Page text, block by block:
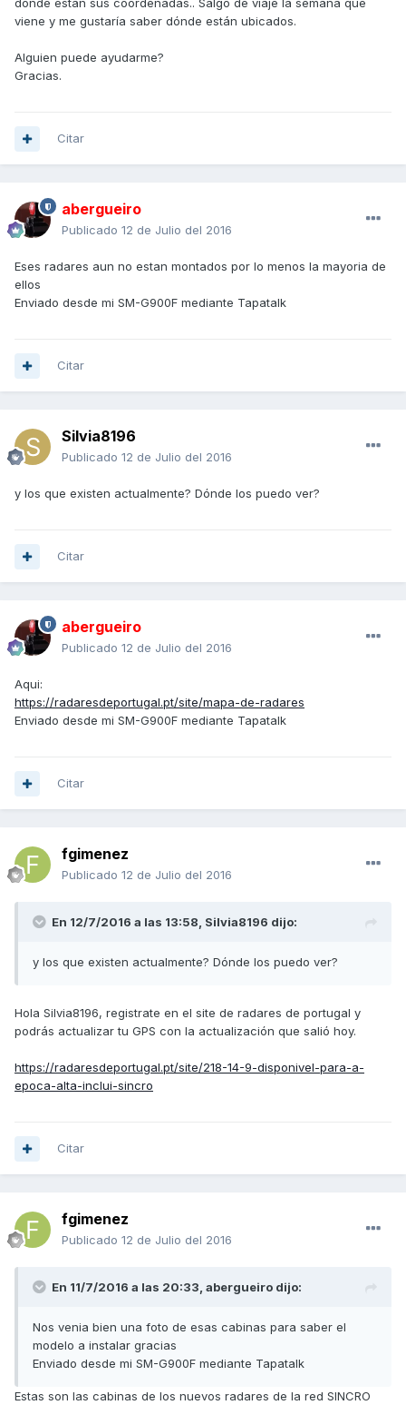
dónde están sus coordenadas.. Salgo de viaje la semana que
viene y me gustaría saber dónde están ubicados.
Alguien puede ayudarme?
Gracias.
Citar
abergueiro
Publicado 12 de Julio del 2016
Eses radares aun no estan montados por lo menos la mayoria de
ellos
Enviado desde mi SM-G900F mediante Tapatalk
Citar
Silvia8196
Publicado 12 de Julio del 2016
y los que existen actualmente? Dónde los puedo ver?
Citar
abergueiro
Publicado 12 de Julio del 2016
Aqui:
https://radaresdeportugal.pt/site/mapa-de-radares
Enviado desde mi SM-G900F mediante Tapatalk
Citar
fgimenez
Publicado 12 de Julio del 2016
En 12/7/2016 a las 13:58, Silvia8196 dijo:
y los que existen actualmente? Dónde los puedo ver?
Hola Silvia8196, registrate en el site de radares de portugal y
podrás actualizar tu GPS con la actualización que salió hoy.
https://radaresdeportugal.pt/site/218-14-9-disponivel-para-a-
epoca-alta-inclui-sincro
Citar
fgimenez
Publicado 12 de Julio del 2016
En 11/7/2016 a las 20:33, abergueiro dijo:
Nos venia bien una foto de esas cabinas para saber el
modelo a instalar gracias
Enviado desde mi SM-G900F mediante Tapatalk
Estas son las cabinas de los nuevos radares de la red SINCRO